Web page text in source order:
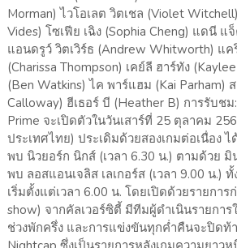
Morman) ไวโอเลต วิตเชล (Violet
Vides) โซเฟีย เฉิง (Sophia Cheng) แดนี แ
แอนดรูว์ วิตเวิร์ธ (Andrew Whitworth) แ
(Charissa Thompson) เคย์ลี ฮาร์ทัง
(Ben Watkins) ไค พาร์แฮม (Kai Parham)
Calloway) ฮีเธอร์ บี (Heather B) การรับชม
Prime จะเปิดตัวในวันเสาร์ที่ 25 ตุลาคม
ประเทศไทย) ประเดิมด้วยสองเกมต่อเนื่อง
พบ นิวยอร์ก นิกส์ (เวลา 6.30 น.) ตามด้วย
พบ ลอสแอนเจลิส เลเกอร์ส (เวลา 9.00 น.)
เริ่มตั้งแต่เวลา 6.00 น. โดยเปิดด้วยรายการ
show) จากคัลเวอร์ซิตี้ มีทีมผู้ดำเนินรายการ
ช่วงพักครึ่ง และการแข่งขันทุกค่ำคืนจะปิดท้